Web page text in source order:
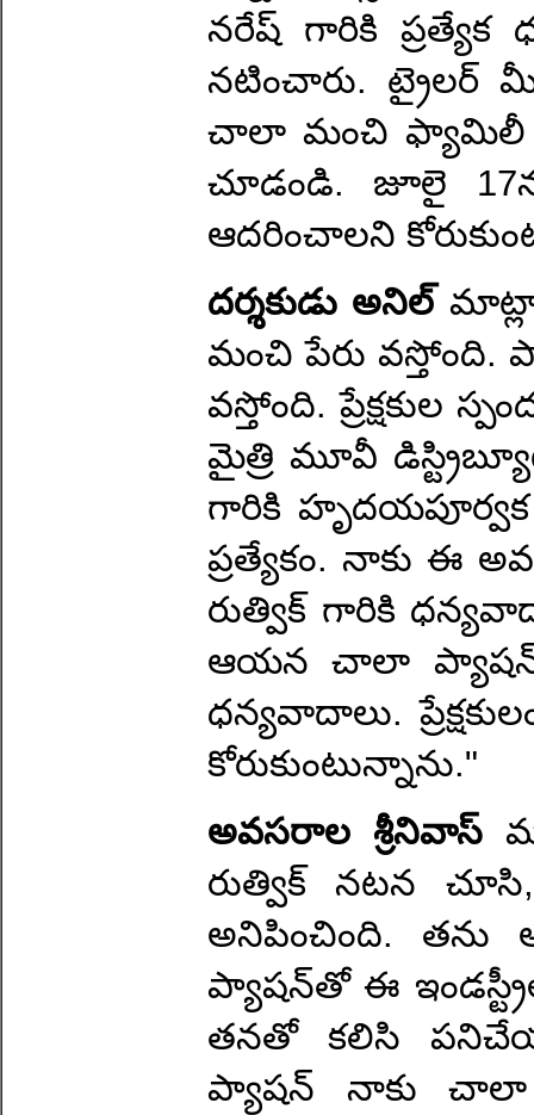
నరేష్ గారికి ప్రత్యేక
నటించారు. ట్రైలర్
చాలా మంచి ఫ్యామిలీ
చూడండి. జూలై
ఆదరించాలని
దర్శకుడు అనిల్
మంచి పేరు వస్తోంది.
వస్తోంది. ప్రేక్షకుల
మైత్రి మూవీ
గారికి
ప్రత్యేకం. నాకు ఈ
రుత్విక్ గారికి
ఆయన చాలా ప్యాషన్
ధన్యవాదాలు.
కోరుకుంటున్నాను."
అవసరాల శ్రీనివాస్
రుత్విక్ నటన
అనిపించింది. తను
ప్యాషన్‌తో ఈ
తనతో కలిసి
ప్యాషన్ నాకు చాలా